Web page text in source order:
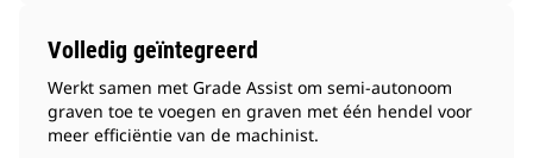
Volledig geïntegreerd
Werkt samen met Grade Assist om semi-autonoom
graven toe te voegen en graven met één hendel voor
meer efficiëntie van de machinist.